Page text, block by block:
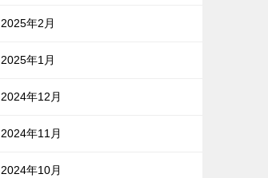
2025年2月
2025年1月
2024年12月
2024年11月
2024年10月